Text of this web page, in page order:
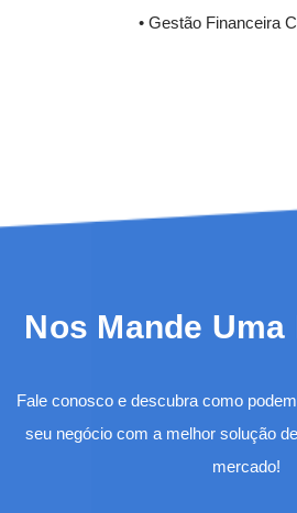
• Gestão Financeira
Nos Mande Uma
Fale conosco e descubra como
seu negócio com a melhor solução
mercado!